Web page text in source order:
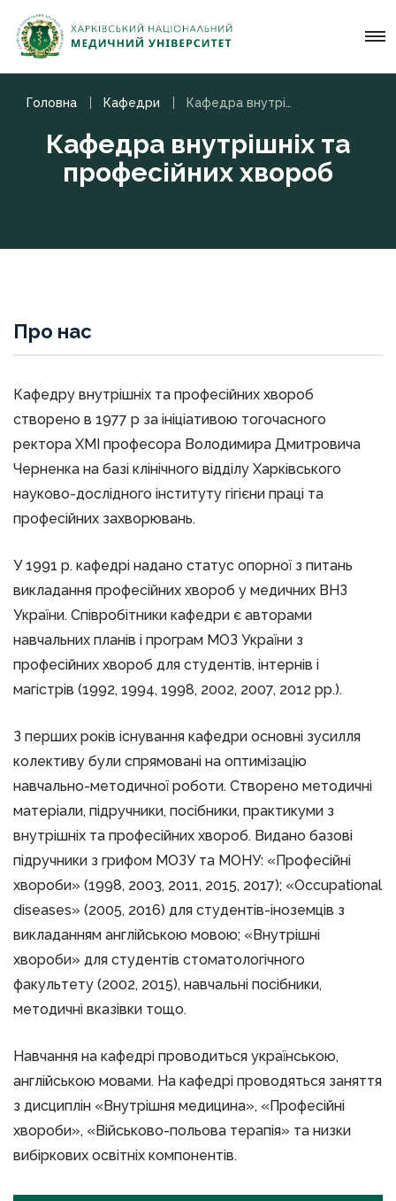
Головна Кафедри
Кафедра внутрішніх та
професійних хвороб
Про нас
Кафедру внутрішніх та професійних хвороб
створено в 1977 р за ініціативою тогочасного
ректора ХМІ професора Володимира Дмитровича
Черненка на базі клінічного відділу Харківського
науково-дослідного інституту гігієни праці та
професійних захворювань.
У 1991 р. кафедрі надано статус опорної з питань
викладання професійних хвороб у медичних ВНЗ
України. Співробітники кафедри є авторами
навчальних планів і програм МОЗ України з
професійних хвороб для студентів, інтернів і
магістрів (1992, 1994, 1998, 2002, 2007, 2012 рр.).
З перших років існування кафедри основні зусилля
колективу були спрямовані на оптимізацію
навчально-методичної роботи. Створено методичні
матеріали, підручники, посібники, практикуми з
внутрішніх та професійних хвороб. Видано базові
підручники з грифом МОЗУ та МОНУ: «Професійні
хвороби» (1998, 2003, 2011, 2015, 2017); «Occupational
diseases» (2005, 2016) для студентів-іноземців з
викладанням англійською мовою; «Внутрішні
хвороби» для студентів стоматологічного
факультету (2002, 2015), навчальні посібники,
методичні вказівки тощо.
Навчання на кафедрі проводиться українською,
англійською мовами. На кафедрі проводяться заняття
з дисциплін «Внутрішня медицина», «Професійні
хвороби», «Військово-польова терапія» та низки
вибіркових освітніх компонентів.